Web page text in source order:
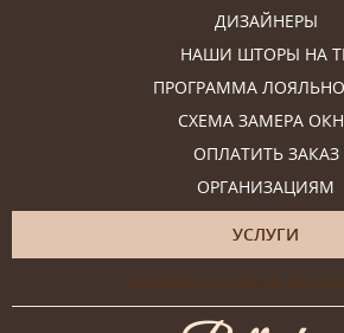
ДИЗАЙНЕРЫ
НАШИ ШТОРЫ НА
ПРОГРАММА
СХЕМА ЗАМЕРА
ОПЛАТИТЬ ЗАКАЗ
ОРГАНИЗАЦИЯМ
УСЛУГИ
Онлайн-консультация